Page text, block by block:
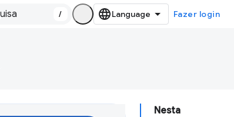
/ Fazer login
Nesta